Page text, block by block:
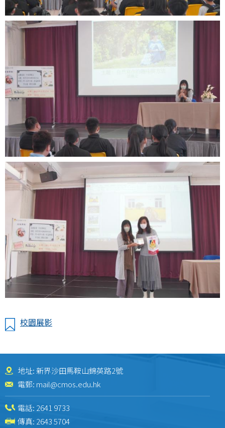
校園展影
地址: 新界沙田馬鞍山錦英路2號
電郵: mail@cmos.edu.hk
電話: 2641 9733
傳真: 2643 5704